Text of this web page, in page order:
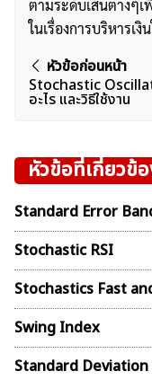
ค้นหา
สำหรับ:
ตามระดับเส้นต่างๆเ
ในเรื่องการบริหารเ
แนะแนว
เรื่อง
หัวข้อก่อนหน้า
Stochastic
อะไร และวิธีใช้งาน
หัวข้อที่เกี่ยวข้
Standard Error
Stochastic RSI
Stochastics Fast
Swing Index
Standard